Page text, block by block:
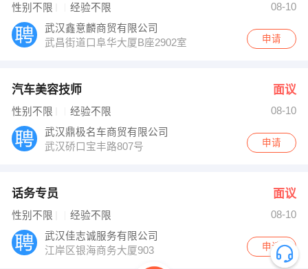
性别不限 经验不限
08-10
武汉鑫意麟商贸有限公司
武昌街道口阜华大厦B座2902室
申请
汽车美容技师 面议
性别不限 经验不限
08-10
武汉鼎极名车商贸有限公司
武汉硚口宝丰路807号
申请
话务专员 面议
性别不限 经验不限
08-10
武汉佳志诚服务有限公司
江岸区银海商务大厦903
申请